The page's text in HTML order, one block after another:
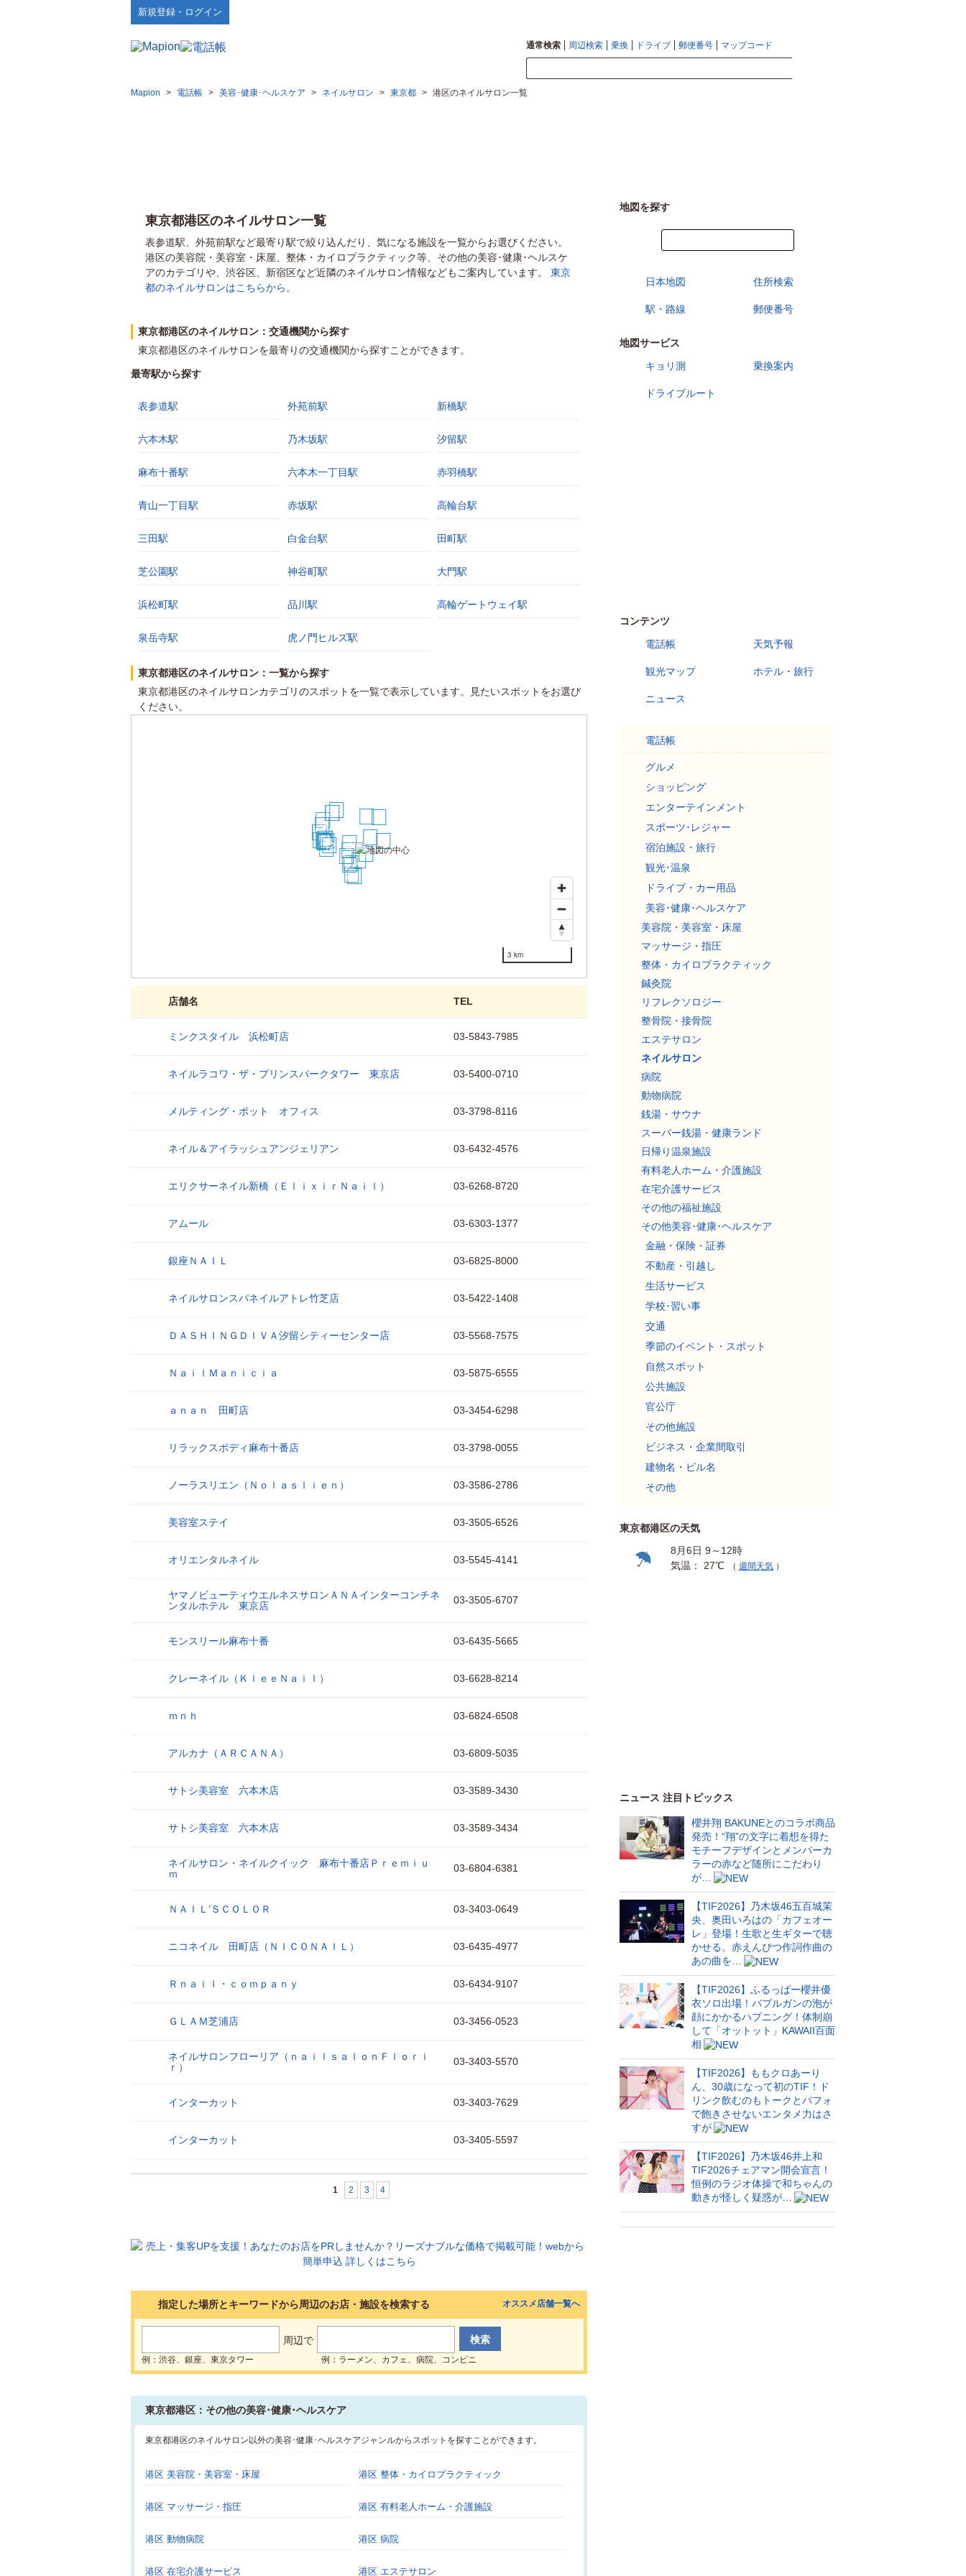
新規登録・ログイン
通常検索 周辺検索 乗換 ドライブ 郵便番号 マップコード
Mapion > 電話帳 > 美容･健康･ヘルスケア > ネイルサロン > 東京都 > 港区のネイルサロン一覧
東京都港区のネイルサロン一覧
表参道駅、外苑前駅など最寄り駅で絞り込んだり、気になる施設を一覧からお選びください。
港区の美容院・美容室・床屋、整体・カイロプラクティック等、その他の美容･健康･ヘルスケ
アのカテゴリや、渋谷区、新宿区など近隣のネイルサロン情報などもご案内しています。 東京
都のネイルサロンはこちらから。
東京都港区のネイルサロン：交通機関から探す
東京都港区のネイルサロンを最寄りの交通機関から探すことができます。
最寄駅から探す
表参道駅 外苑前駅 新橋駅
六本木駅 乃木坂駅 汐留駅
麻布十番駅 六本木一丁目駅 赤羽橋駅
青山一丁目駅 赤坂駅 高輪台駅
三田駅 白金台駅 田町駅
芝公園駅 神谷町駅 大門駅
浜松町駅 品川駅 高輪ゲートウェイ駅
泉岳寺駅 虎ノ門ヒルズ駅
東京都港区のネイルサロン：一覧から探す
東京都港区のネイルサロンカテゴリのスポットを一覧で表示しています。見たいスポットをお選び
ください。
2
3 4
6 7
10
11
12
13
14
15
16
17
18
19
20
21
22
23
24
25
26
27
28
29
30
3 km
店舗名 TEL
ミンクスタイル 浜松町店 03-5843-7985
ネイルラコワ・ザ・プリンスパークタワー 東京店 03-5400-0710
メルティング・ポット オフィス 03-3798-8116
ネイル＆アイラッシュアンジェリアン 03-6432-4576
エリクサーネイル新橋（ＥｌｉｘｉｒＮａｉｌ） 03-6268-8720
アムール 03-6303-1377
銀座ＮＡＩＬ 03-6825-8000
ネイルサロンスパネイルアトレ竹芝店 03-5422-1408
ＤＡＳＨＩＮＧＤＩＶＡ汐留シティーセンター店 03-5568-7575
ＮａｉｌＭａｎｉｃｉａ 03-5875-6555
ａｎａｎ 田町店 03-3454-6298
リラックスボディ麻布十番店 03-3798-0055
ノーラスリエン（Ｎｏｌａｓｌｉｅｎ） 03-3586-2786
美容室ステイ 03-3505-6526
オリエンタルネイル 03-5545-4141
ヤマノビューティウエルネスサロンＡＮＡインターコンチネ
ンタルホテル 東京店
03-3505-6707
モンスリール麻布十番 03-6435-5665
クレーネイル（ＫｌｅｅＮａｉｌ） 03-6628-8214
ｍｎｈ 03-6824-6508
アルカナ（ＡＲＣＡＮＡ） 03-6809-5035
サトシ美容室 六本木店 03-3589-3430
サトシ美容室 六本木店 03-3589-3434
ネイルサロン・ネイルクイック 麻布十番店Ｐｒｅｍｉｕ
ｍ
03-6804-6381
ＮＡＩＬ’ＳＣＯＬＯＲ 03-3403-0649
ニコネイル 田町店（ＮＩＣＯＮＡＩＬ） 03-6435-4977
Ｒｎａｉｌ・ｃｏｍｐａｎｙ 03-6434-9107
ＧＬＡＭ芝浦店 03-3456-0523
ネイルサロンフローリア（ｎａｉｌｓａｌｏｎＦｌｏｒｉ
ｒ）
03-3403-5570
インターカット 03-3403-7629
インターカット 03-3405-5597
1 2 3 4
指定した場所とキーワードから周辺のお店・施設を検索する
周辺で
例：渋谷、銀座、東京タワー 例：ラーメン、カフェ、病院、コンビニ
オススメ店舗一覧へ
東京都港区：その他の美容･健康･ヘルスケア
東京都港区のネイルサロン以外の美容･健康･ヘルスケアジャンルからスポットを探すことができます。
港区 美容院・美容室・床屋 港区 整体・カイロプラクティック
港区 マッサージ・指圧 港区 有料老人ホーム・介護施設
港区 動物病院 港区 病院
港区 在宅介護サービス 港区 エステサロン
地図を探す
日本地図 住所検索
駅・路線 郵便番号
地図サービス
キョリ測
乗換案内
ドライブルート
コンテンツ
電話帳
天気予報
観光マップ ホテル・旅行
ニュース
電話帳
グルメ
ショッピング
エンターテインメント
スポーツ･レジャー
宿泊施設・旅行
観光･温泉
ドライブ・カー用品
美容･健康･ヘルスケア
美容院・美容室・床屋
マッサージ・指圧
整体・カイロプラクティック
鍼灸院
リフレクソロジー
整骨院・接骨院
エステサロン
ネイルサロン
病院
動物病院
銭湯・サウナ
スーパー銭湯・健康ランド
日帰り温泉施設
有料老人ホーム・介護施設
在宅介護サービス
その他の福祉施設
その他美容･健康･ヘルスケア
金融・保険・証券
不動産・引越し
生活サービス
学校･習い事
交通
季節のイベント・スポット
自然スポット
公共施設
官公庁
その他施設
ビジネス・企業間取引
建物名・ビル名
その他
東京都港区の天気
8月6日 9～12時
気温： 27℃
（ 週間天気 ）
ニュース 注目トピックス
櫻井翔 BAKUNEとのコラボ商品
発売！“翔”の文字に着想を得た
モチーフデザインとメンバーカ
ラーの赤など随所にこだわり
が…
【TIF2026】乃木坂46五百城茉
央、奥田いろはの「カフェオー
レ」登場！生歌と生ギターで聴
かせる。赤えんぴつ作詞作曲の
あの曲を…
【TIF2026】ふるっぱー櫻井優
衣ソロ出場！バブルガンの泡が
顔にかかるハプニング！体制崩
して「オットット」KAWAII百面
相
【TIF2026】ももクロあーり
ん、30歳になって初のTIF！ド
リンク飲むのもトークとパフォ
で飽きさせないエンタメ力はさ
すが
【TIF2026】乃木坂46井上和
TIF2026チェアマン開会宣言！
恒例のラジオ体操で和ちゃんの
動きが怪しく疑惑が…